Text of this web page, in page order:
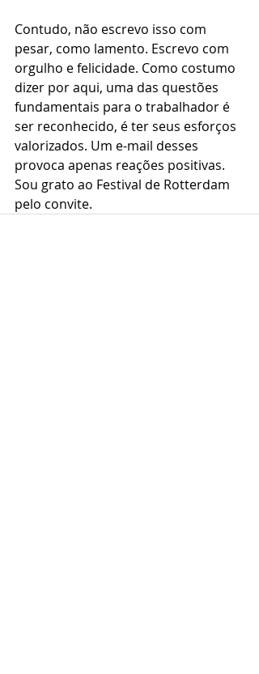
Contudo, não escrevo isso com
pesar, como lamento. Escrevo com
orgulho e felicidade. Como costumo
dizer por aqui, uma das questões
fundamentais para o trabalhador é
ser reconhecido, é ter seus esforços
valorizados. Um e-mail desses
provoca apenas reações positivas.
Sou grato ao Festival de Rotterdam
pelo convite.